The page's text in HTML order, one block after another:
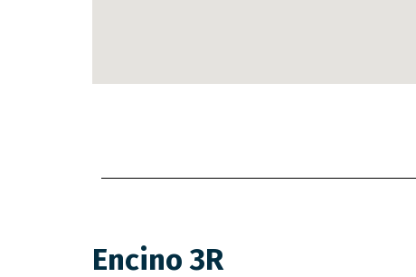
Encino 3R